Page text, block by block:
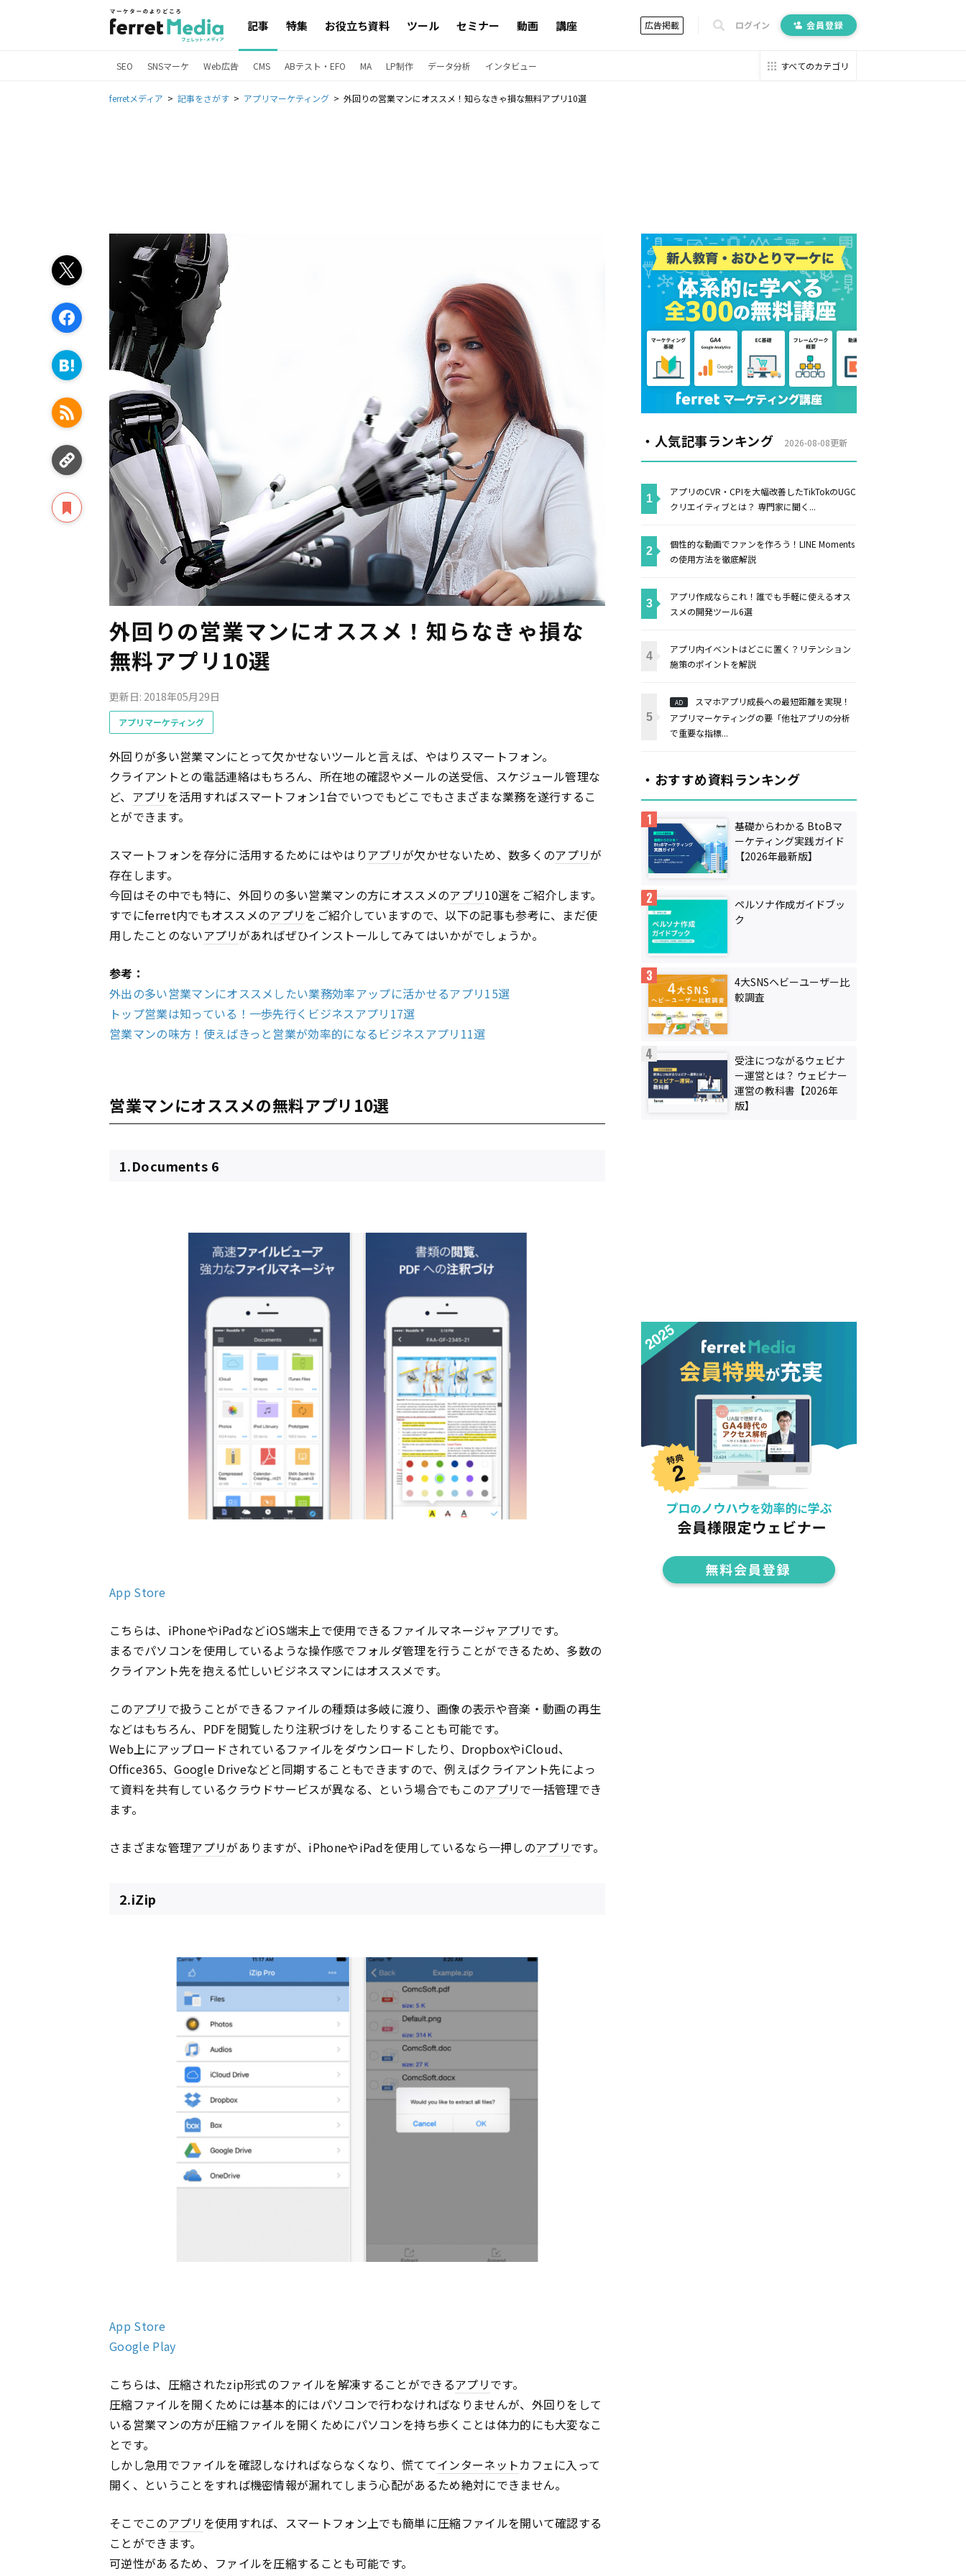
記事 特集 お役立ち資料 ツール セミナー 動画 講座 広告掲載 ログイン 会員登録
SEO SNSマーケ Web広告 CMS ABテスト・EFO MA LP制作 データ分析 インタビュー すべてのカテゴリ
ferretメディア 記事をさがす アプリマーケティング 外回りの営業マンにオススメ！知らなきゃ損な無料アプリ10選
外回りの営業マンにオススメ！知らなきゃ損な
無料アプリ10選
更新日: 2018年05月29日
アプリマーケティング
外回りが多い営業マンにとって欠かせないツールと言えば、やはりスマートフォン。
クライアントとの電話連絡はもちろん、所在地の確認やメールの送受信、スケジュール管理な
ど、 アプリ を活用すればスマートフォン1台でいつでもどこでもさまざまな業務を遂行するこ
とができます。
スマートフォンを存分に活用するためにはやはりアプリが欠かせないため、数多くのアプリが
存在します。
今回はその中でも特に、外回りの多い営業マンの方にオススメのアプリ10選をご紹介します。
すでにferret内でもオススメのアプリをご紹介していますので、以下の記事も参考に、まだ使
用したことのないアプリがあればぜひインストールしてみてはいかがでしょうか。
参考：
外出の多い営業マンにオススメしたい業務効率アップに活かせるアプリ15選
トップ営業は知っている！一歩先行くビジネスアプリ17選
営業マンの味方！使えばきっと営業が効率的になるビジネスアプリ11選
営業マンにオススメの無料アプリ10選
1.Documents 6
App Store
こちらは、iPhoneやiPadなどiOS端末上で使用できるファイルマネージャアプリです。
まるでパソコンを使用しているような操作感でフォルダ管理を行うことができるため、多数の
クライアント先を抱える忙しいビジネスマンにはオススメです。
このアプリ で扱うことができるファイルの種類は多岐に渡り、画像の表示や音楽・動画の再生
などはもちろん、PDFを閲覧したり注釈づけをしたりすることも可能です。
Web上にアップロードされているファイルをダウンロードしたり、DropboxやiCloud、
Office365、Google Driveなどと同期することもできますので、例えばクライアント先によっ
て資料を共有しているクラウドサービスが異なる、という場合でもこのアプリで一括管理でき
ます。
さまざまな管理アプリがありますが、iPhoneやiPadを使用しているなら一押しのアプリです。
2.iZip
App Store
Google Play
こちらは、圧縮されたzip形式のファイルを解凍することができるアプリです。
圧縮ファイルを開くためには基本的にはパソコンで行わなければなりませんが、外回りをして
いる営業マンの方が圧縮ファイルを開くためにパソコンを持ち歩くことは体力的にも大変なこ
とです。
しかし急用でファイルを確認しなければならなくなり、慌ててインターネットカフェに入って
開く、ということをすれば機密情報が漏れてしまう心配があるため絶対にできません。
そこでこのアプリ を使用すれば、スマートフォン上でも簡単に圧縮ファイルを開いて確認する
ことができます。
可逆性があるため、ファイルを圧縮することも可能です。
・人気記事ランキング 2026-08-08更新
アプリのCVR・CPIを大幅改善したTikTokのUGC
クリエイティブとは？ 専門家に聞く...
個性的な動画でファンを作ろう！LINE Moments
の使用方法を徹底解説
アプリ作成ならこれ！誰でも手軽に使えるオス
スメの開発ツール6選
アプリ内イベントはどこに置く？リテンション
施策のポイントを解説
AD
スマホアプリ成長への最短距離を実現！
アプリマーケティングの要「他社アプリの分析
で重要な指標...
・おすすめ資料ランキング
基礎からわかる BtoBマ
ーケティング実践ガイド
【2026年最新版】
ペルソナ作成ガイドブッ
ク
4大SNSヘビーユーザー比
較調査
受注につながるウェビナ
ー運営とは？ ウェビナー
運営の教科書【2026年
版】